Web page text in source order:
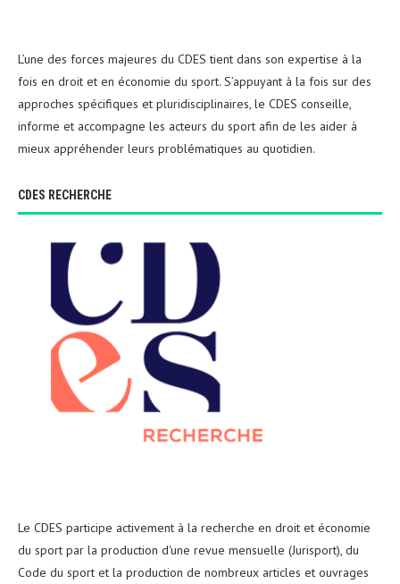
L’une des forces majeures du CDES tient dans son expertise à la
fois en droit et en économie du sport. S’appuyant à la fois sur des
approches spécifiques et pluridisciplinaires, le CDES conseille,
informe et accompagne les acteurs du sport afin de les aider à
mieux appréhender leurs problématiques au quotidien.
CDES RECHERCHE
Le CDES participe activement à la recherche en droit et économie
du sport par la production d'une revue mensuelle (Jurisport), du
Code du sport et la production de nombreux articles et ouvrages